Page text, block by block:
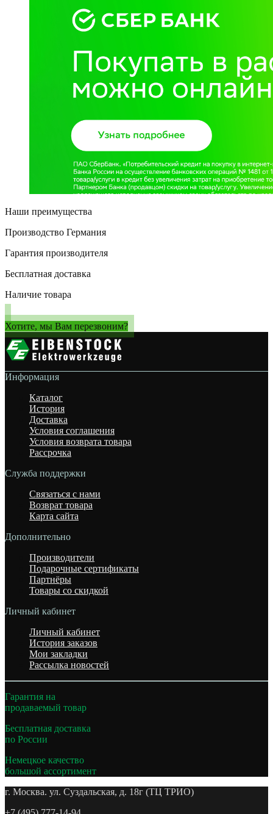
Наши преимущества
Производство Германия
Гарантия производителя
Бесплатная доставка
Наличие товара
Хотите, мы Вам перезвоним?
Информация
Каталог
История
Доставка
Условия соглашения
Условия возврата товара
Рассрочка
Служба поддержки
Связаться с нами
Возврат товара
Карта сайта
Дополнительно
Производители
Подарочные сертификаты
Партнёры
Товары со скидкой
Личный кабинет
Личный кабинет
История заказов
Мои закладки
Рассылка новостей
Гарантия на
продаваемый товар
Бесплатная доставка
по России
Немецкое качество
большой ассортимент
г. Москва. ул. Суздальская, д. 18г (ТЦ ТРИО)